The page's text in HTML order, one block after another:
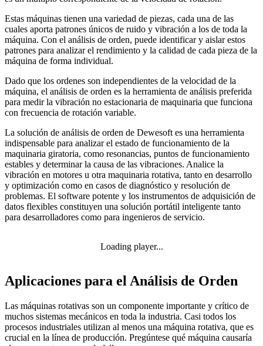
Estas máquinas tienen una variedad de piezas, cada una de las
cuales aporta patrones únicos de ruido y vibración a los de toda la
máquina. Con el análisis de orden, puede identificar y aislar estos
patrones para analizar el rendimiento y la calidad de cada pieza de la
máquina de forma individual.
Dado que los ordenes son independientes de la velocidad de la
máquina, el análisis de orden es la herramienta de análisis preferida
para medir la vibración no estacionaria de maquinaria que funciona
con frecuencia de rotación variable.
La solución de análisis de orden de Dewesoft es una herramienta
indispensable para analizar el estado de funcionamiento de la
maquinaria giratoria, como resonancias, puntos de funcionamiento
estables y determinar la causa de las vibraciones. Analice la
vibración en motores u otra maquinaria rotativa, tanto en desarrollo
y optimización como en casos de diagnóstico y resolución de
problemas. El software potente y los instrumentos de adquisición de
datos flexibles constituyen una solución portátil inteligente tanto
para desarrolladores como para ingenieros de servicio.
Loading player...
Aplicaciones para el Análisis de Orden
Las máquinas rotativas son un componente importante y crítico de
muchos sistemas mecánicos en toda la industria. Casi todos los
procesos industriales utilizan al menos una máquina rotativa, que es
crucial en la línea de producción. Pregúntese qué máquina causaría